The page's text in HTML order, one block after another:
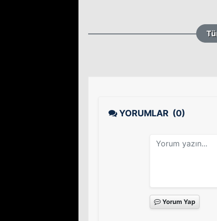
YORUMLAR (0)
Yorum Yap